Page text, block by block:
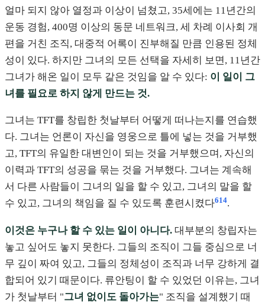
얼마 되지 않아 열정과 이상이 넘쳤고, 35세에는 11년간의
운동 경험, 400명 이상의 동문 네트워크, 세 차례 이사회 개
편을 거친 조직, 대중적 어록이 진부해질 만큼 인용된 정체
성이 있다. 하지만 그녀의 모든 선택을 자세히 보면, 11년간
그녀가 해온 일이 모두 같은 것임을 알 수 있다: 이 일이 그
녀를 필요로 하지 않게 만드는 것.
그녀는 TFT를 창립한 첫날부터 어떻게 떠나는지를 연습했
다. 그녀는 언론이 자신을 영웅으로 틀에 넣는 것을 거부했
고, TFT의 유일한 대변인이 되는 것을 거부했으며, 자신의
이력과 TFT의 성공을 묶는 것을 거부했다. 그녀는 계속해
서 다른 사람들이 그녀의 일을 할 수 있고, 그녀의 말을 할
수 있고, 그녀의 책임을 질 수 있도록 훈련시켰다614.
이것은 누구나 할 수 있는 일이 아니다. 대부분의 창립자는
놓고 싶어도 놓지 못한다. 그들의 조직이 그들 중심으로 너
무 깊이 짜여 있고, 그들의 정체성이 조직과 너무 강하게 결
합되어 있기 때문이다. 류안팅이 할 수 있었던 이유는, 그녀
가 첫날부터 "그녀 없이도 돌아가는" 조직을 설계했기 때